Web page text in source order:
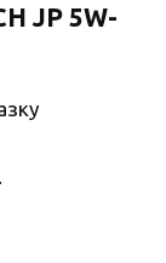
JP 5W-